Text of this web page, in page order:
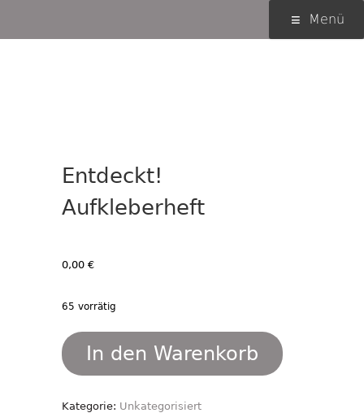
Menü
Menü
Entdeckt!
Aufkleberheft
0,00 €
65 vorrätig
Entdeckt!
Aufkleberheft
Menge
In den Warenkorb
Kategorie: Unkategorisiert